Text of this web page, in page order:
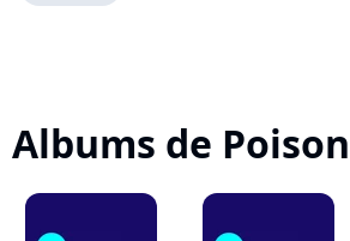
Albums de Poison